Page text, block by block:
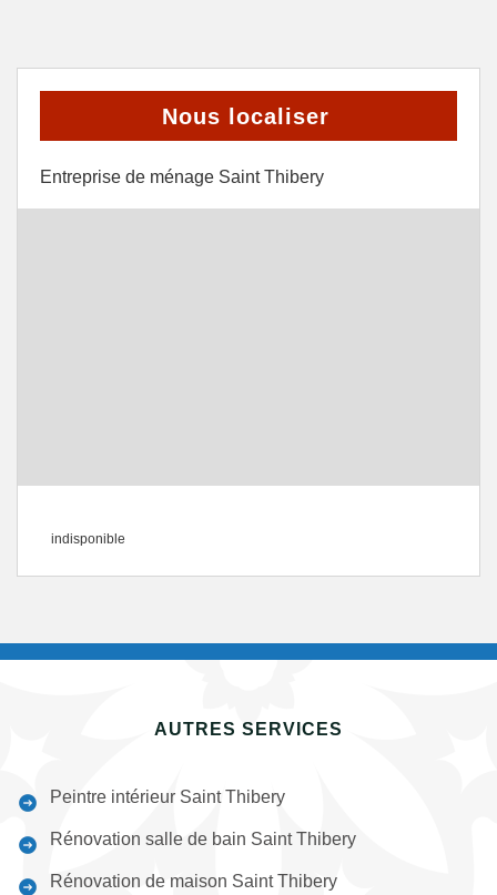
Nous localiser
Entreprise de ménage Saint Thibery
indisponible
AUTRES SERVICES
Peintre intérieur Saint Thibery
Rénovation salle de bain Saint Thibery
Rénovation de maison Saint Thibery